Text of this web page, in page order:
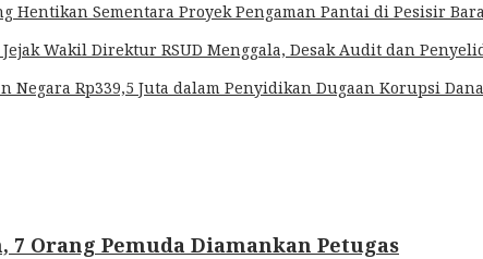
Hentikan Sementara Proyek Pengaman Pantai di Pesisir
Wakil Direktur RSUD Menggala, Desak Audit dan
Rp339,5 Juta dalam Penyidikan Dugaan Korupsi
Orang Pemuda Diamankan Petugas